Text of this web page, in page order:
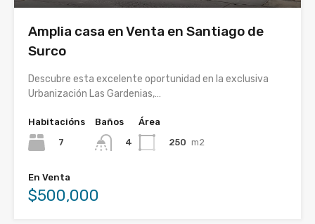
Amplia casa en Venta en Santiago de
Surco
Descubre esta excelente oportunidad en la exclusiva
Urbanización Las Gardenias,…
Habitacións
7
Baños
4
Área
250 m2
En Venta
$500,000